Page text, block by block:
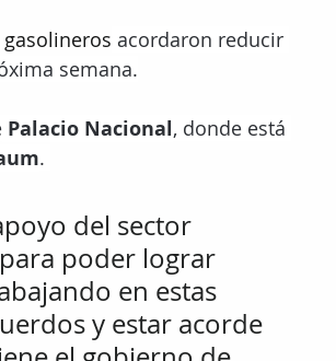
gasolineros acordaron reducir
semana.
Palacio Nacional, donde está
.
del sector
poder lograr
en estas
y estar acorde